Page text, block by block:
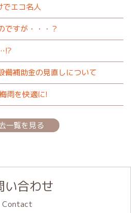
でエコ名人
ですが・・・？
備補助金の見直しについて
雨を快適に!
一覧を見る
い合わせ
Contact